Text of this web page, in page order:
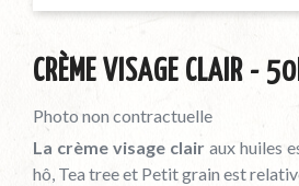
CRÈME VISAGE CLAIR -
Photo non contractuelle
La crème visage clair aux huiles
hô, Tea tree et Petit grain est